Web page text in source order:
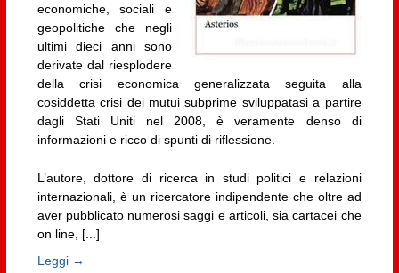
economiche, sociali e
geopolitiche che negli
ultimi dieci anni sono
derivate dal riesplodere
della crisi economica generalizzata seguita alla
cosiddetta crisi dei mutui subprime sviluppatasi a partire
dagli Stati Uniti nel 2008, è veramente denso di
informazioni e ricco di spunti di riflessione.
L’autore, dottore di ricerca in studi politici e relazioni
internazionali, è un ricercatore indipendente che oltre ad
aver pubblicato numerosi saggi e articoli, sia cartacei che
on line, [...]
Leggi →